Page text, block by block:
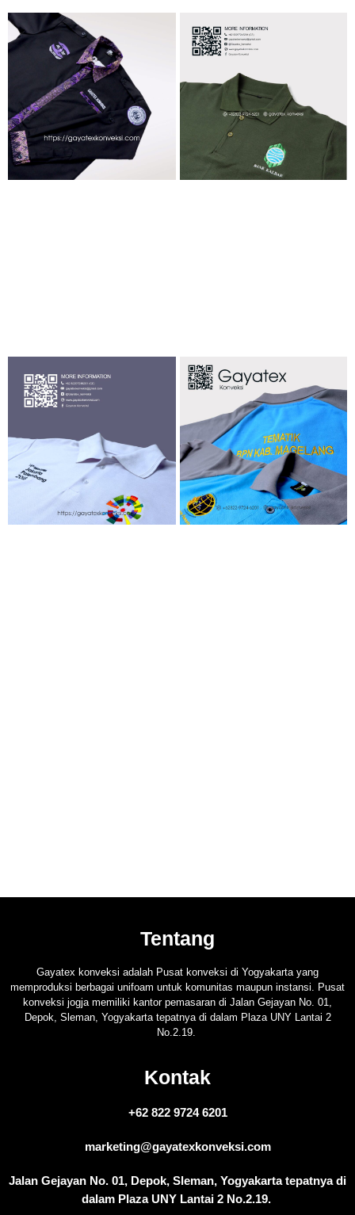
Tentang
Gayatex konveksi adalah Pusat konveksi di Yogyakarta yang
memproduksi berbagai unifoam untuk komunitas maupun instansi. Pusat
konveksi jogja memiliki kantor pemasaran di Jalan Gejayan No. 01,
Depok, Sleman, Yogyakarta tepatnya di dalam Plaza UNY Lantai 2
No.2.19.
Kontak
+62 822 9724 6201
marketing@gayatexkonveksi.com​​
Jalan Gejayan No. 01, Depok, Sleman, Yogyakarta tepatnya di
dalam Plaza UNY Lantai 2 No.2.19. ​